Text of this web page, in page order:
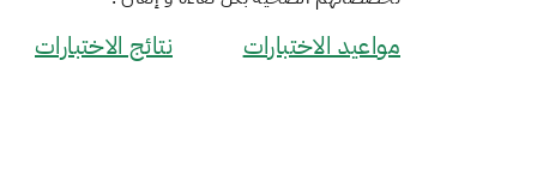
مواعيد الاختبارات نتائج الاختبارات